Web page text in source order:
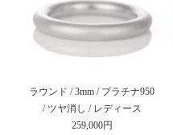
ラウンド / 3mm / プラチナ950
/ ツヤ消し / レディース
259,000円